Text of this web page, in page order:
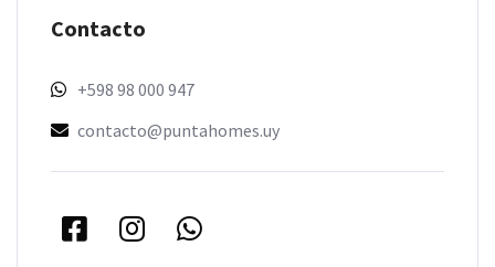
Contacto
+598 98 000 947
contacto@puntahomes.uy